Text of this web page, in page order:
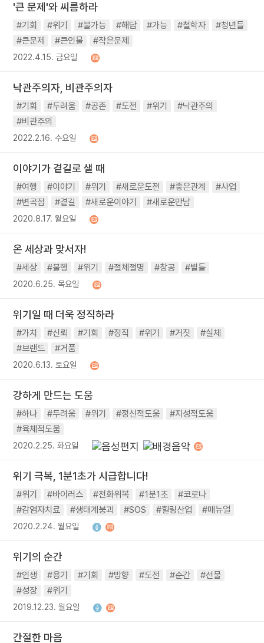
'큰 문제'와 씨름하라
#기회 #위기 #불가능 #해답 #가능 #철학자
#청년들
#큰문제
#큰인물 #작은문제
2022.4.15. 금요일
낙관주의자, 비관주의자
#기회 #두려움 #공존 #도전 #위기
#낙관주의
#비관주의
2022.2.16. 수요일
이야기가 곁길로 샐 때
#여행 #이야기 #위기 #새로운도전 #좋은관계
#사업
#변곡점
#곁길 #새로운이야기 #새로운만남
2020.8.17. 월요일
온 세상과 맞서자!
#세상 #불행 #위기 #절체절명 #창공 #별들
2020.6.25. 목요일
위기일 때 더욱 정직하라
#가치 #신뢰 #기회 #정직 #위기 #거짓
#실체
#브랜드
#거품
2020.6.13. 토요일
강하게 만드는 도움
#하나 #두려움 #위기 #정신적도움
#지성적도움
#육체적도움
2020.2.25. 화요일
위기 극복, 1분1초가 시급합니다!
#위기 #바이러스 #전화위복 #1분1초
#코로나
#감염자치료
#생태계붕괴 #SOS #힐링산업 #매뉴얼
2020.2.24. 월요일
위기의 순간
#인생 #용기 #기회 #방향 #도전 #순간
#선물
#성장
#위기
2019.12.23. 월요일
간절한 마음